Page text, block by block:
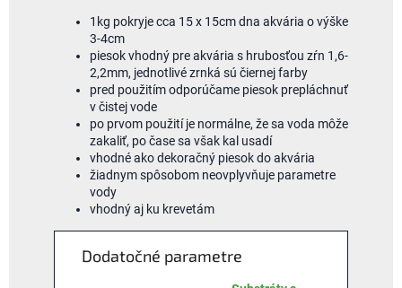
1kg pokryje cca 15 x 15cm dna akvária o výške
3-4cm
piesok vhodný pre akvária s hrubosťou zŕn 1,6-
2,2mm, jednotlivé zrnká sú čiernej farby
pred použitím odporúčame piesok prepláchnuť
v čistej vode
po prvom použití je normálne, že sa voda môže
zakaliť, po čase sa však kal usadí
vhodné ako dekoračný piesok do akvária
žiadnym spôsobom neovplyvňuje parametre
vody
vhodný aj ku krevetám
Dodatočné parametre